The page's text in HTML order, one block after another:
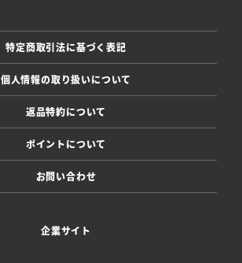
特定商取引法に基づく表記
個人情報の取り扱いについて
返品特約について
ポイントについて
お問い合わせ
企業サイト